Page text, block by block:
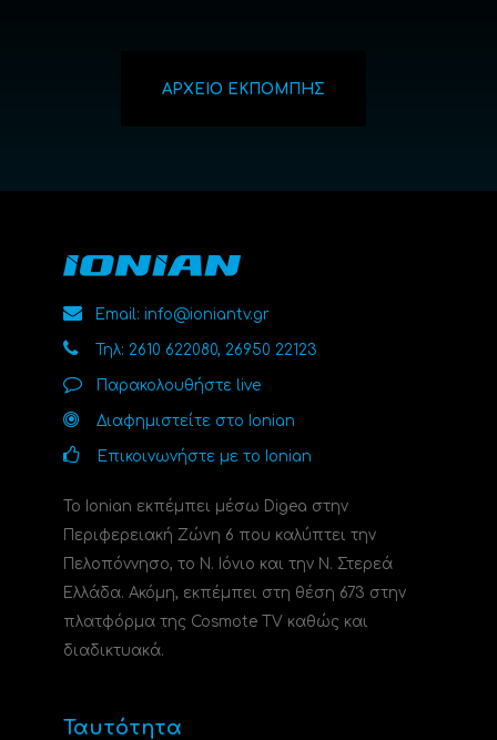
ΑΡΧΕΙΟ ΕΚΠΟΜΠΗΣ
Email: info@ioniantv.gr
Τηλ: 2610 622080, 26950 22123
Παρακολουθήστε live
Διαφημιστείτε στο Ionian
Επικοινωνήστε με το Ionian
Το Ionian εκπέμπει μέσω Digea στην
Περιφερειακή Ζώνη 6 που καλύπτει την
Πελοπόννησο, το N. Ιόνιο και την Ν. Στερεά
Ελλάδα. Ακόμη, εκπέμπει στη θέση 673 στην
πλατφόρμα της Cosmote TV καθώς και
διαδικτυακά.
Ταυτότητα